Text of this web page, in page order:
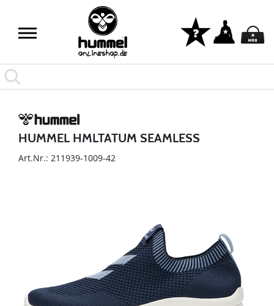
HUMMEL HMLTATUM SEAMLESS
Art.Nr.: 211939-1009-42